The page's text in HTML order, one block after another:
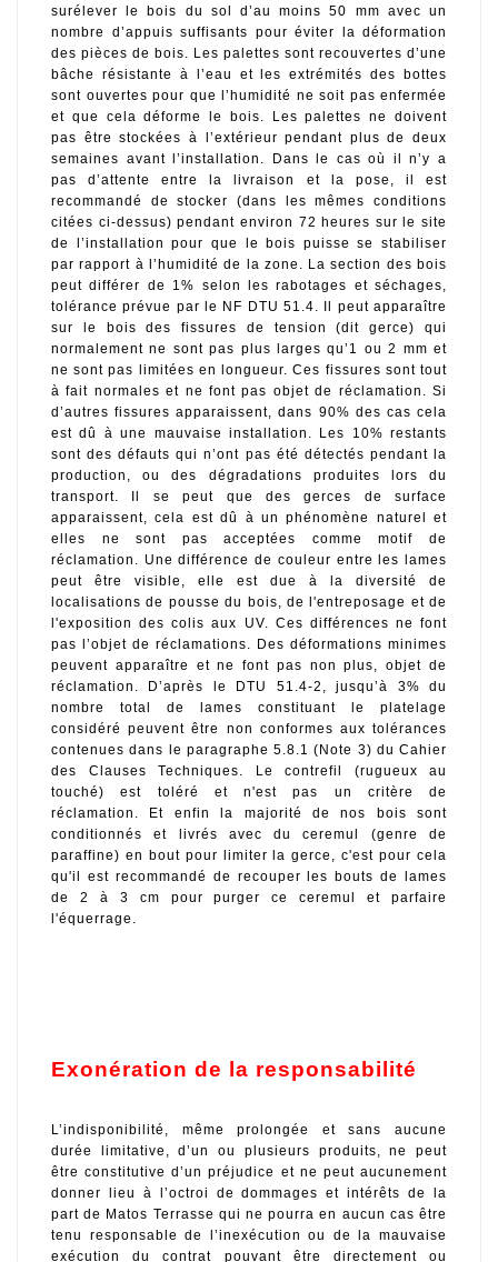
surélever le bois du sol d’au moins 50 mm avec un
nombre d’appuis suffisants pour éviter la déformation
des pièces de bois. Les palettes sont recouvertes d’une
bâche résistante à l’eau et les extrémités des bottes
sont ouvertes pour que l’humidité ne soit pas enfermée
et que cela déforme le bois. Les palettes ne doivent
pas être stockées à l’extérieur pendant plus de deux
semaines avant l’installation. Dans le cas où il n’y a
pas d’attente entre la livraison et la pose, il est
recommandé de stocker (dans les mêmes conditions
citées ci-dessus) pendant environ 72 heures sur le site
de l’installation pour que le bois puisse se stabiliser
par rapport à l’humidité de la zone. La section des bois
peut différer de 1% selon les rabotages et séchages,
tolérance prévue par le NF DTU 51.4. Il peut apparaître
sur le bois des fissures de tension (dit gerce) qui
normalement ne sont pas plus larges qu’1 ou 2 mm et
ne sont pas limitées en longueur. Ces fissures sont tout
à fait normales et ne font pas objet de réclamation. Si
d’autres fissures apparaissent, dans 90% des cas cela
est dû à une mauvaise installation. Les 10% restants
sont des défauts qui n’ont pas été détectés pendant la
production, ou des dégradations produites lors du
transport. Il se peut que des gerces de surface
apparaissent, cela est dû à un phénomène naturel et
elles ne sont pas acceptées comme motif de
réclamation. Une différence de couleur entre les lames
peut être visible, elle est due à la diversité de
localisations de pousse du bois, de l'entreposage et de
l'exposition des colis aux UV. Ces différences ne font
pas l’objet de réclamations. Des déformations minimes
peuvent apparaître et ne font pas non plus, objet de
réclamation. D’après le DTU 51.4-2, jusqu’à 3% du
nombre total de lames constituant le platelage
considéré peuvent être non conformes aux tolérances
contenues dans le paragraphe 5.8.1 (Note 3) du Cahier
des Clauses Techniques. Le contrefil (rugueux au
touché) est toléré et n'est pas un critère de
réclamation. Et enfin la majorité de nos bois sont
conditionnés et livrés avec du ceremul (genre de
paraffine) en bout pour limiter la gerce, c'est pour cela
qu'il est recommandé de recouper les bouts de lames
de 2 à 3 cm pour purger ce ceremul et parfaire
l'équerrage.
Exonération de la responsabilité
L’indisponibilité, même prolongée et sans aucune
durée limitative, d’un ou plusieurs produits, ne peut
être constitutive d’un préjudice et ne peut aucunement
donner lieu à l’octroi de dommages et intérêts de la
part de Matos Terrasse qui ne pourra en aucun cas être
tenu responsable de l’inexécution ou de la mauvaise
exécution du contrat pouvant être directement ou